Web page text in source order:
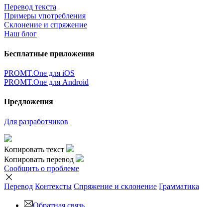
Перевод текста
Примеры употребления
Склонение и спряжение
Наш блог
Бесплатные приложения
PROMT.One для iOS
PROMT.One для Android
Предложения
Для разработчиков
Копировать текст
Копировать перевод
Сообщить о проблеме
Перевод Контексты Спряжение и склонение Грамматика
Обратная связь